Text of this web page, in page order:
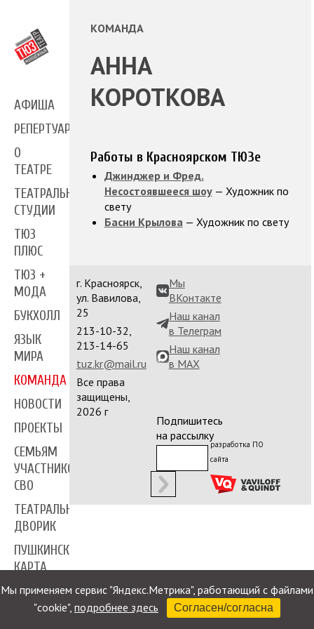
АФИША
РЕПЕРТУАР
О
ТЕАТРЕ
ТЕАТРАЛЬНЫЕ
СТУДИИ
ТЮЗ
ПЛЮС
ТЮЗ +
МОДА
БУКХОЛЛ
ЯЗЫК
МИРА
КОМАНДА
НОВОСТИ
ПРОЕКТЫ
СЕМЬЯМ
УЧАСТНИКОВ
СВО
ТЕАТРАЛЬНЫЙ
ДВОРИК
ПУШКИНСКАЯ
КАРТА
ПРЕССА
КОНТАКТЫ
КОМАНДА
АННА
КОРОТКОВА
Работы в Красноярском ТЮЗе
Джинджер и Фред.
Несостоявшееся шоу— Художник по
свету
Басни Крылова— Художник по свету
г. Красноярск,
ул. Вавилова,
25
213-10-32,
213-14-65
tuz.kr@mail.ru
Все права
защищены,
2026 г
Мы
ВКонтакте
Наш канал
в Телеграм
Наш канал
в MAX
Подпишитесь
на рассылку
разработка ПО
сайта
Мы применяем сервис "Яндекс.Метрика", работающий с файлами
"cookie", подробнее здесь Согласен/согласна